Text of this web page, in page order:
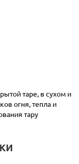
таре, в сухом и
огня, тепла и
тару